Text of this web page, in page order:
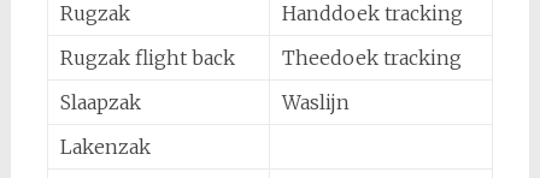
Rugzak
Handdoek tracking
Rugzak flight back
Theedoek tracking
Slaapzak
Waslijn
Lakenzak